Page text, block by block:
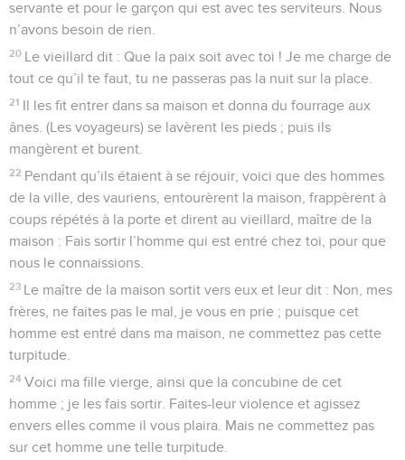
servante et pour le garçon qui est avec tes serviteurs. Nous
n’avons besoin de rien.
20 Le vieillard dit : Que la paix soit avec toi ! Je me charge de
tout ce qu’il te faut, tu ne passeras pas la nuit sur la place.
21 Il les fit entrer dans sa maison et donna du fourrage aux
ânes. (Les voyageurs) se lavèrent les pieds ; puis ils
mangèrent et burent.
22 Pendant qu’ils étaient à se réjouir, voici que des hommes
de la ville, des vauriens, entourèrent la maison, frappèrent à
coups répétés à la porte et dirent au vieillard, maître de la
maison : Fais sortir l’homme qui est entré chez toi, pour que
nous le connaissions.
23 Le maître de la maison sortit vers eux et leur dit : Non, mes
frères, ne faites pas le mal, je vous en prie ; puisque cet
homme est entré dans ma maison, ne commettez pas cette
turpitude.
24 Voici ma fille vierge, ainsi que la concubine de cet
homme ; je les fais sortir. Faites-leur violence et agissez
envers elles comme il vous plaira. Mais ne commettez pas
sur cet homme une telle turpitude.